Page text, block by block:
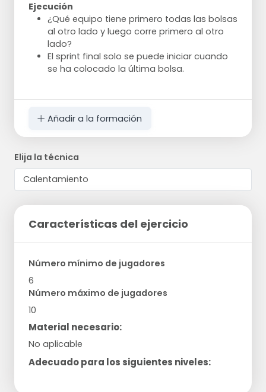
Ejecución
¿Qué equipo tiene primero todas las bolsas
al otro lado y luego corre primero al otro
lado?
El sprint final solo se puede iniciar cuando
se ha colocado la última bolsa.
Añadir a la formación
Elija la técnica
Características del ejercicio
Número mínimo de jugadores
6
Número máximo de jugadores
10
Material necesario:
No aplicable
Adecuado para los siguientes niveles: